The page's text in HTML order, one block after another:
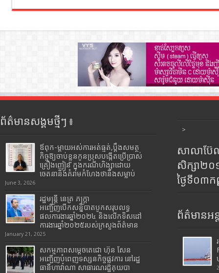
ព័ត៌មានសង្គមថ្មីៗ ៖
ឪពុក-ម្ដាយអស់ការអត់ធ្មត់,ប្ដឹងសមត្ថ
កិច្ចឱ្យចាប់ខ្លួនកូនប្រុសបង្កើតប្រើប្រាស់
គ្រឿងញៀន ក្នុងករណីហិង្សាដោយ
ចេតនានិងគំរាមកំហែងថានឹងសម្លាប់
June 3, 2026
រដ្ឋមន្រ្តី​ នេត្រ​ ភក្ត្រា​
អញ្ជើញបើកសន្និបាតបូកសរុបលទ្ធ
ផលការងារឆ្នាំ២០២៤ និងលើកទិសដៅ
ការងារឆ្នាំ២០២៥របស់​ក្រសួង​ព័ត៌មាន​
January 21, 2025
សកម្មភាពសម្តេចតេជោ ហ៊ុន សែន
អញ្ជើញបំពេញទស្សនកិច្ចផ្លូវការ នៅរដ្ឋ
ធានីហាវ៉ាណា សាធារណរដ្ឋគុយបា
>
សាលាប៊ែ
សិក្សា២
ថ្ងៃទី០៣
ព័ត៌មានអន្